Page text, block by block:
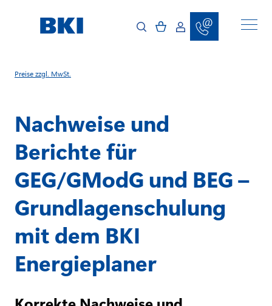
Preise zzgl. MwSt.
Nachweise und
Berichte für
GEG/GModG und BEG –
Grundlagenschulung
mit dem BKI
Energieplaner